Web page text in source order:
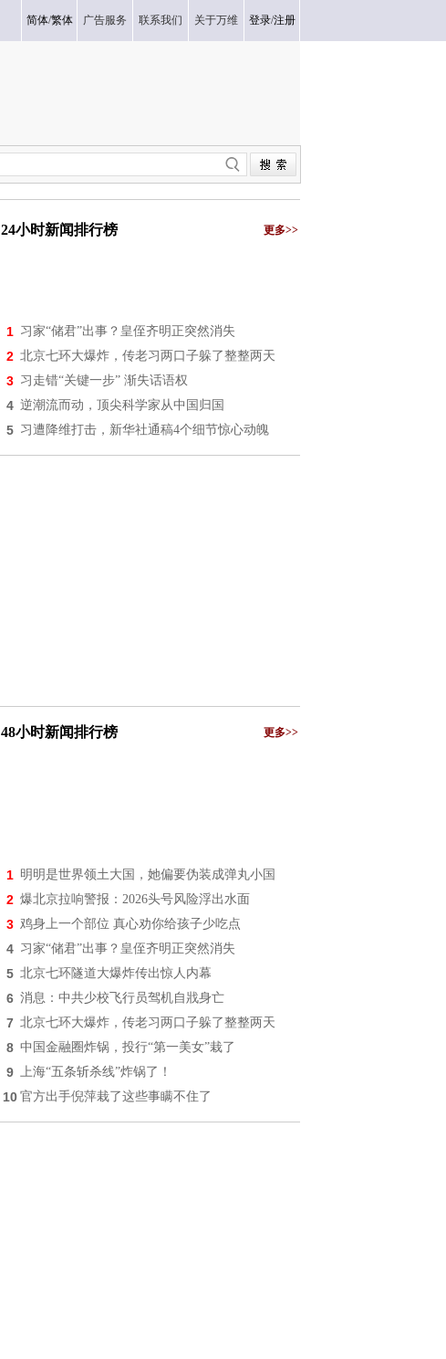
简体/繁体 广告服务 联系我们 关于万维 登录/注册
24小时新闻排行榜 更多>>
1 习家“储君”出事？皇侄齐明正突然消失
2 北京七环大爆炸，传老习两口子躲了整整两天
3 习走错“关键一步” 渐失话语权
4 逆潮流而动，顶尖科学家从中国归国
5 习遭降维打击，新华社通稿4个细节惊心动魄
48小时新闻排行榜 更多>>
1 明明是世界领土大国，她偏要伪装成弹丸小国
2 爆北京拉响警报：2026头号风险浮出水面
3 鸡身上一个部位 真心劝你给孩子少吃点
4 习家“储君”出事？皇侄齐明正突然消失
5 北京七环隧道大爆炸传出惊人内幕
6 消息：中共少校飞行员驾机自戕身亡
7 北京七环大爆炸，传老习两口子躲了整整两天
8 中国金融圈炸锅，投行“第一美女”栽了
9 上海“五条斩杀线”炸锅了！
10 官方出手倪萍栽了这些事瞒不住了